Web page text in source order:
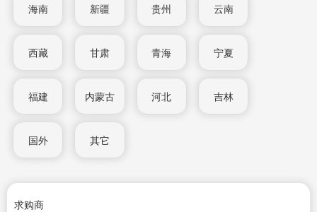
海南 新疆 贵州 云南
西藏 甘肃 青海 宁夏
福建 内蒙古 河北 吉林
国外 其它
求购商